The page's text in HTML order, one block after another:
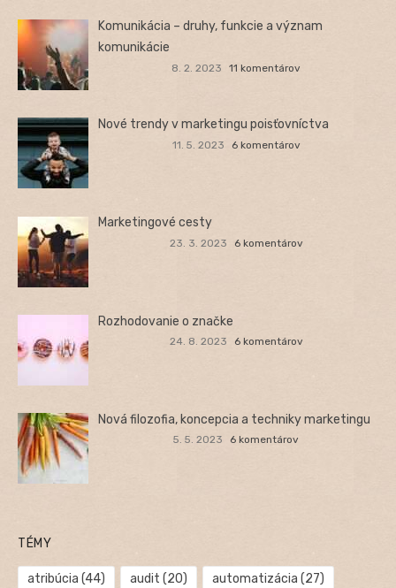
Komunikácia – druhy, funkcie a význam
komunikácie
8. 2. 2023 11 komentárov
Nové trendy v marketingu poisťovníctva
11. 5. 2023 6 komentárov
Marketingové cesty
23. 3. 2023 6 komentárov
Rozhodovanie o značke
24. 8. 2023 6 komentárov
Nová filozofia, koncepcia a techniky marketingu
5. 5. 2023 6 komentárov
TÉMY
atribúcia (44) audit (20) automatizácia (27)